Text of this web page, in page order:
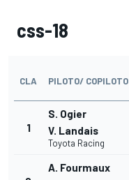
css-18
CLA PILOTO/ COPILOTO
1
S. Ogier
V. Landais
Toyota Racing
A. Fourmaux